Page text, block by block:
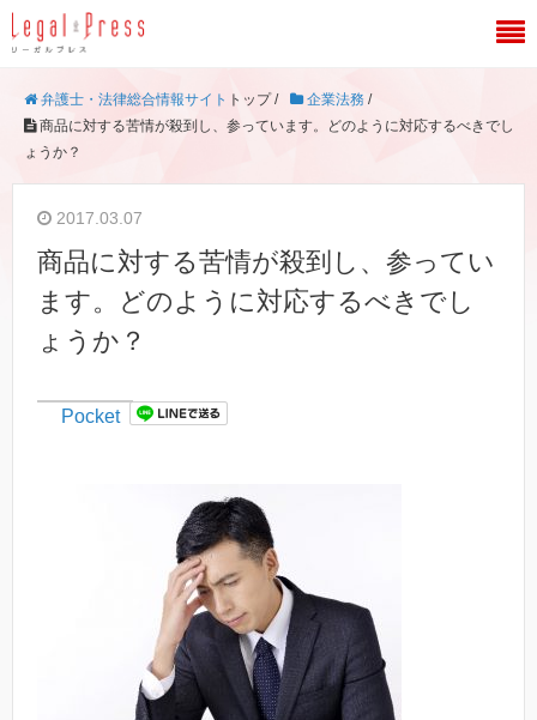
弁護士・法律総合情報サイト トップ / 企業法務 /
商品に対する苦情が殺到し、参っています。どのように対応するべきでし
ょうか？
2017.03.07
商品に対する苦情が殺到し、参ってい
ます。どのように対応するべきでし
ょうか？
Pocket